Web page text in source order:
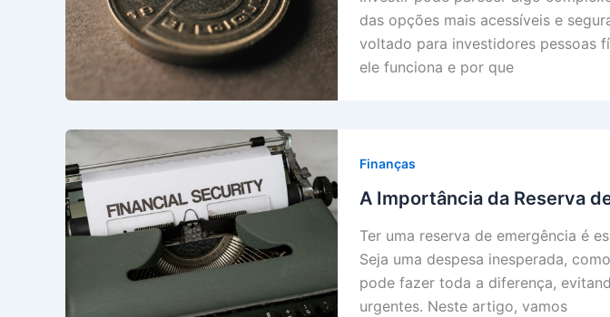
das opções mais acessíveis e
voltado para investidores pessoas
ele funciona e por que
Finanças
A Importância da Reserva
Ter uma reserva de emergência é
Seja uma despesa inesperada,
pode fazer toda a diferença,
urgentes. Neste artigo, vamos